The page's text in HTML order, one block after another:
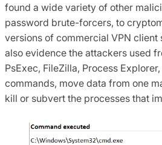
found a wide variety of other
password brute-forcers, to
versions of commercial VPN client
also evidence the attackers used
PsExec, FileZilla, Process
commands, move data from one
kill or subvert the processes that